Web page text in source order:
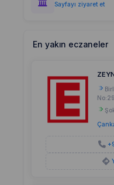
Sayfayı ziyaret et
En yakın eczaneler